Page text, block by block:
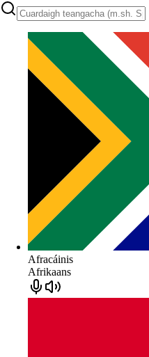
Afracáinis
Afrikaans